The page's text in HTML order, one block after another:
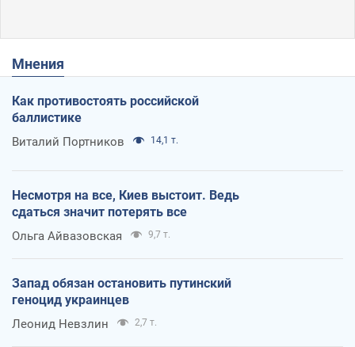
Мнения
Как противостоять российской
баллистике
Виталий Портников 14,1 т.
Несмотря на все, Киев выстоит. Ведь
сдаться значит потерять все
Ольга Айвазовская 9,7 т.
Запад обязан остановить путинский
геноцид украинцев
Леонид Невзлин 2,7 т.